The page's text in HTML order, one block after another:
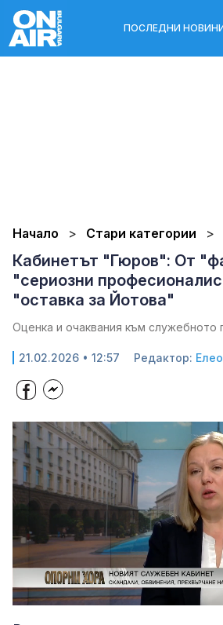
ПОСЛЕДНИ
Начало Стари категории
Кабинетът "Гюров": От
"сериозни
"оставка за Йотова"
Оценка и очаквания към служебното
21.02.2026 • 12:57 Редактор:
Unmute Loaded:
32.36%